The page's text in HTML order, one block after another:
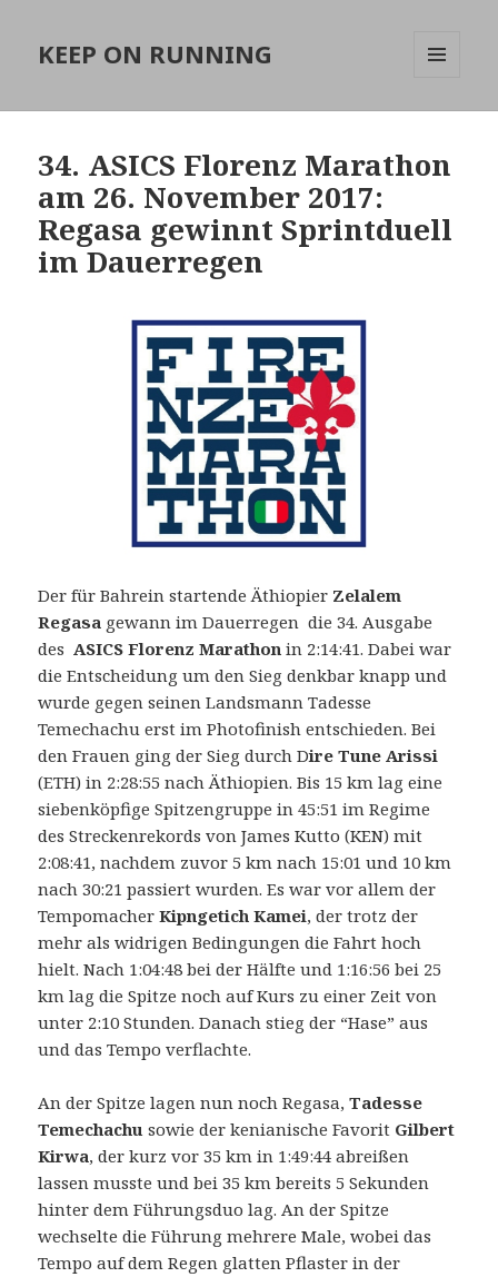
KEEP ON RUNNING
34. ASICS Florenz Marathon
am 26. November 2017:
Regasa gewinnt Sprintduell
im Dauerregen
Der für Bahrein startende Äthiopier Zelalem
Regasa gewann im Dauerregen die 34. Ausgabe
desASICS Florenz Marathon in 2:14:41. Dabei war
die Entscheidung um den Sieg denkbar knapp und
wurde gegen seinen Landsmann Tadesse
Temechachu erst im Photofinish entschieden.Bei
den Frauen ging der Sieg durch Dire Tune Arissi
(ETH) in 2:28:55 nach Äthiopien. Bis 15 km lag eine
siebenköpfige Spitzengruppe in 45:51 im Regime
des Streckenrekords von James Kutto (KEN) mit
2:08:41, nachdem zuvor 5 km nach 15:01 und 10 km
nach 30:21 passiert wurden. Es war vor allem der
TempomacherKipngetich Kamei, der trotz der
mehr als widrigen Bedingungen die Fahrt hoch
hielt. Nach 1:04:48 bei der Hälfte und 1:16:56 bei 25
km lag die Spitze noch auf Kurs zu einer Zeit von
unter 2:10 Stunden. Danach stieg der “Hase” aus
und das Tempo verflachte.
An der Spitze lagen nun noch Regasa,Tadesse
Temechachu sowie der kenianische Favorit Gilbert
Kirwa, der kurz vor 35 km in 1:49:44 abreißen
lassen musste und bei 35 km bereits 5 Sekunden
hinter dem Führungsduo lag. An der Spitze
wechselte die Führung mehrere Male, wobei das
Tempo auf dem Regen glatten Pflaster in der